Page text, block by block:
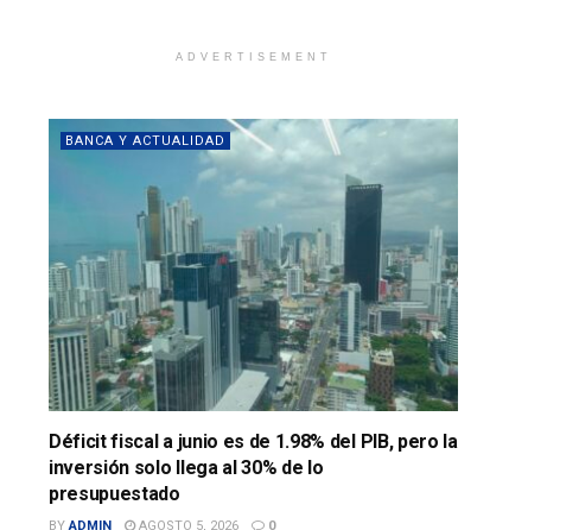
ADVERTISEMENT
BANCA Y ACTUALIDAD
Déficit fiscal a junio es de 1.98% del PIB, pero la
inversión solo llega al 30% de lo
presupuestado
BY ADMIN AGOSTO 5, 2026 0